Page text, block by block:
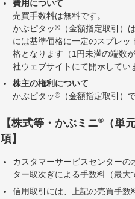
費用について
売買手数料は無料です。
かぶピタッ®
（金額指定取引）
には基準価格に一定のスプレ
格となります（1円未満の端数
社ウェブサイトにて開示して
株主の権利について
かぶピタッ® （金額指定取引）
【株式等・かぶミニ®
（単
項】
カスタマーサービスセンター
ター取次ぎによる手数料（最
信用取引には、上記の売買手